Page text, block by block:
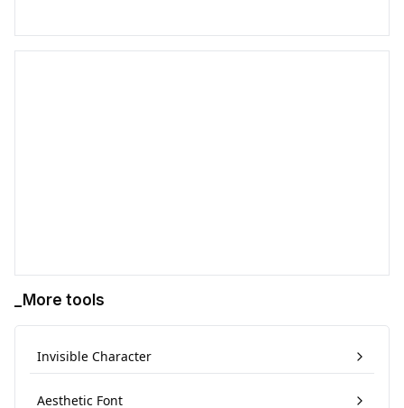
_More tools
Invisible Character
Aesthetic Font